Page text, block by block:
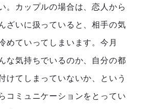
。カップルの場合は、恋人から
ざいに扱っていると、相手の気
めていってしまいます。今月
な気持ちでいるのか、自分の都
けてしまっていないか、という
コミュニケーションをとってい